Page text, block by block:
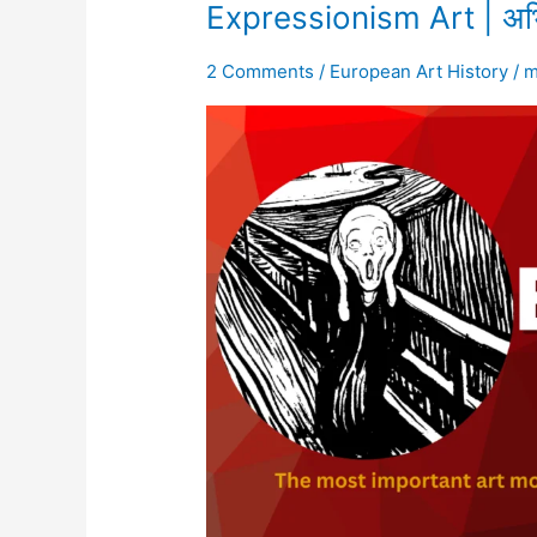
Expressionism Art |
2 Comments / European Art History /
Expressionism
|
कला